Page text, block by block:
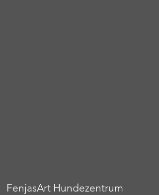
FenjasArt Hundezentrum